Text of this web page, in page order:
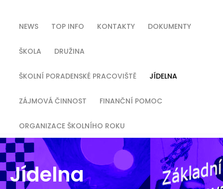
NEWS TOP INFO KONTAKTY DOKUMENTY
ŠKOLA DRUŽINA
ŠKOLNÍ PORADENSKÉ PRACOVIŠTĚ JÍDELNA
ZÁJMOVÁ ČINNOST FINANČNÍ POMOC
ORGANIZACE ŠKOLNÍHO ROKU
Jídelna